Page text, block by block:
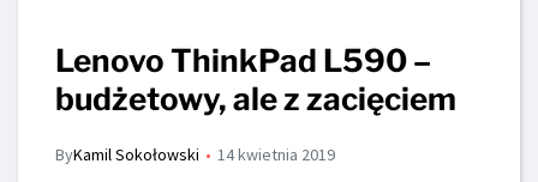
Lenovo ThinkPad L590 –
budżetowy, ale z zacięciem
ByKamil Sokołowski 14 kwietnia 2019